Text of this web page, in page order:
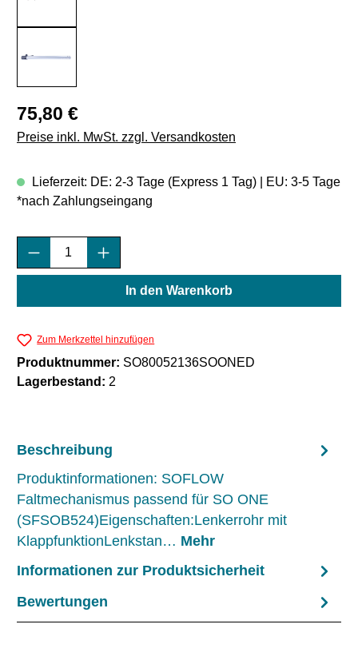
Regulärer Preis:
75,80 €
Preise inkl. MwSt. zzgl. Versandkosten
Lieferzeit: DE: 2-3 Tage (Express 1 Tag) | EU: 3-5 Tage
*nach Zahlungseingang
Produkt Anzahl: Gib den gewünschten
In den Warenkorb
Zum Merkzettel hinzufügen
Produktnummer: SO80052136SOONED
Lagerbestand: 2
Beschreibung
Produktinformationen: SOFLOW
Faltmechanismus passend für SO ONE
(SFSOB524)Eigenschaften:Lenkerrohr mit
KlappfunktionLenkstan… Mehr
Informationen zur Produktsicherheit
Bewertungen